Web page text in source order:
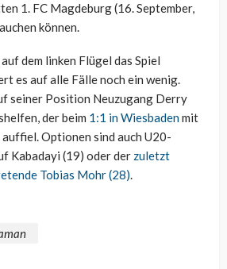
1. FC Magdeburg (16. September,
können.
dem linken Flügel das Spiel
es auf alle Fälle noch ein wenig.
seiner Position Neuzugang Derry
der beim 1:1 in Wiesbadenmit
Optionen sind auch U20-
Kabadayi (19) oder der zuletzt
Tobias Mohr (28).